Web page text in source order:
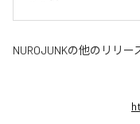
NUROJUNKの他のリリー